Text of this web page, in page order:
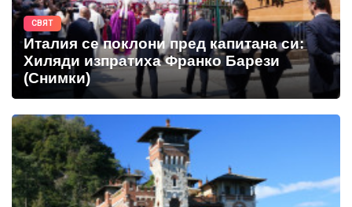
СВЯТ
Италия се поклони пред капитана си:
Хиляди изпратиха Франко Барези
(Снимки)